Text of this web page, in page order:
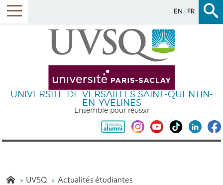
EN FR
UNIVERSITÉ DE VERSAILLES SAINT-QUENTIN-
EN-YVELINES
Ensemble pour réussir
UVSQ Actualités étudiantes